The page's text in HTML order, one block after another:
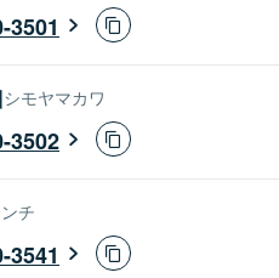
3501
シモヤマカワ
3502
チ
3541